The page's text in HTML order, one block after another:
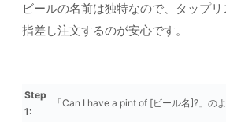
ビールの名前は独特なので、タップ
指差し注文するのが安心です。
Step
1:
「Can I have a pint of [ビール名]?」の